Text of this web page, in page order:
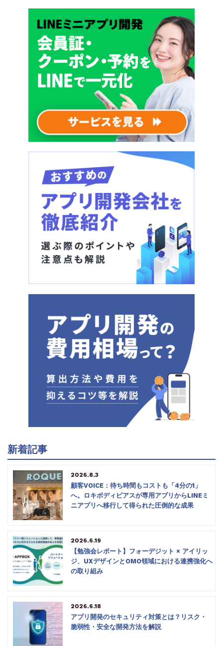
新着記事
2026.8.3
顧客VOICE：待ち時間もコストも「4分の1」
へ。ロキボディピアスが専用アプリからLINEミ
ニアプリへ移行して得られた圧倒的な成果
2026.6.19
【勉強会レポート】フォーデジット × アイリッ
ジ、UXデザインとOMO領域における連携強化へ
の取り組み
2026.6.18
アプリ開発のセキュリティ対策とは？リスク・
脆弱性・安全な開発方法を解説